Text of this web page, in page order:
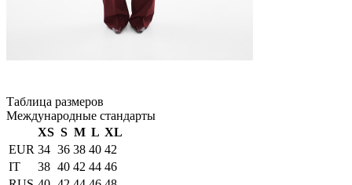
Таблица размеров
Международные стандарты
XS S M L XL
EUR 34 36 38 40 42
IT
38 40 42 44 46